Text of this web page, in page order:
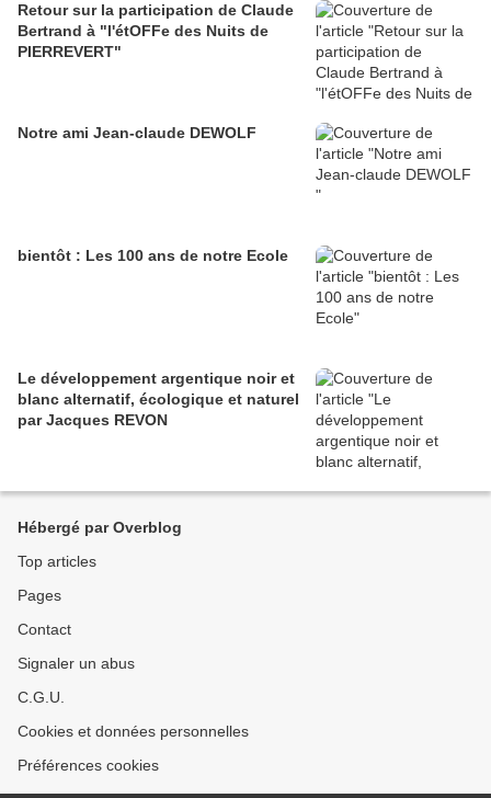
Retour sur la participation de Claude
Bertrand à "l'étOFFe des Nuits de
PIERREVERT"
Notre ami Jean-claude DEWOLF
bientôt : Les 100 ans de notre Ecole
Le développement argentique noir et
blanc alternatif, écologique et naturel
par Jacques REVON
Hébergé par Overblog
Top articles
Pages
Contact
Signaler un abus
C.G.U.
Cookies et données personnelles
Préférences cookies